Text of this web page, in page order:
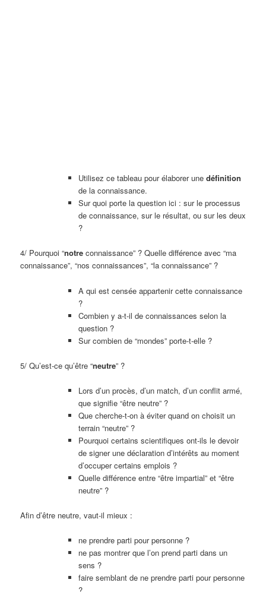
Utilisez ce tableau pour élaborer une définition
de la connaissance.
Sur quoi porte la question ici : sur le processus
de connaissance, sur le résultat, ou sur les deux
?
4/ Pourquoi “notre connaissance” ? Quelle différence avec “ma
connaissance”, “nos connaissances”, “la connaissance” ?
A qui est censée appartenir cette connaissance
?
Combien y a-t-il de connaissances selon la
question ?
Sur combien de “mondes” porte-t-elle ?
5/ Qu’est-ce qu’être “neutre” ?
Lors d’un procès, d’un match, d’un conflit armé,
que signifie “être neutre” ?
Que cherche-t-on à éviter quand on choisit un
terrain “neutre” ?
Pourquoi certains scientifiques ont-ils le devoir
de signer une déclaration d’intérêts au moment
d’occuper certains emplois ?
Quelle différence entre “être impartial” et “être
neutre” ?
Afin d’être neutre, vaut-il mieux :
ne prendre parti pour personne ?
ne pas montrer que l’on prend parti dans un
sens ?
faire semblant de ne prendre parti pour personne